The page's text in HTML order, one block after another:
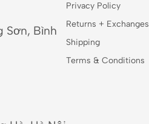
Sơn, Bình
Privacy Policy
Returns + Exchanges
Shipping
Terms & Conditions